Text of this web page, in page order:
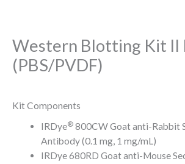
Western Blotting Kit II
(PBS/PVDF)
Kit Components
IRDye®800CW Goat anti-Rabbit
Antibody(0.1 mg, 1 mg/mL)
IRDye 680RD Goat anti-Mouse